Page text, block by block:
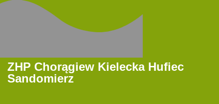
ZHP Chorągiew Kielecka Hufiec
Sandomierz